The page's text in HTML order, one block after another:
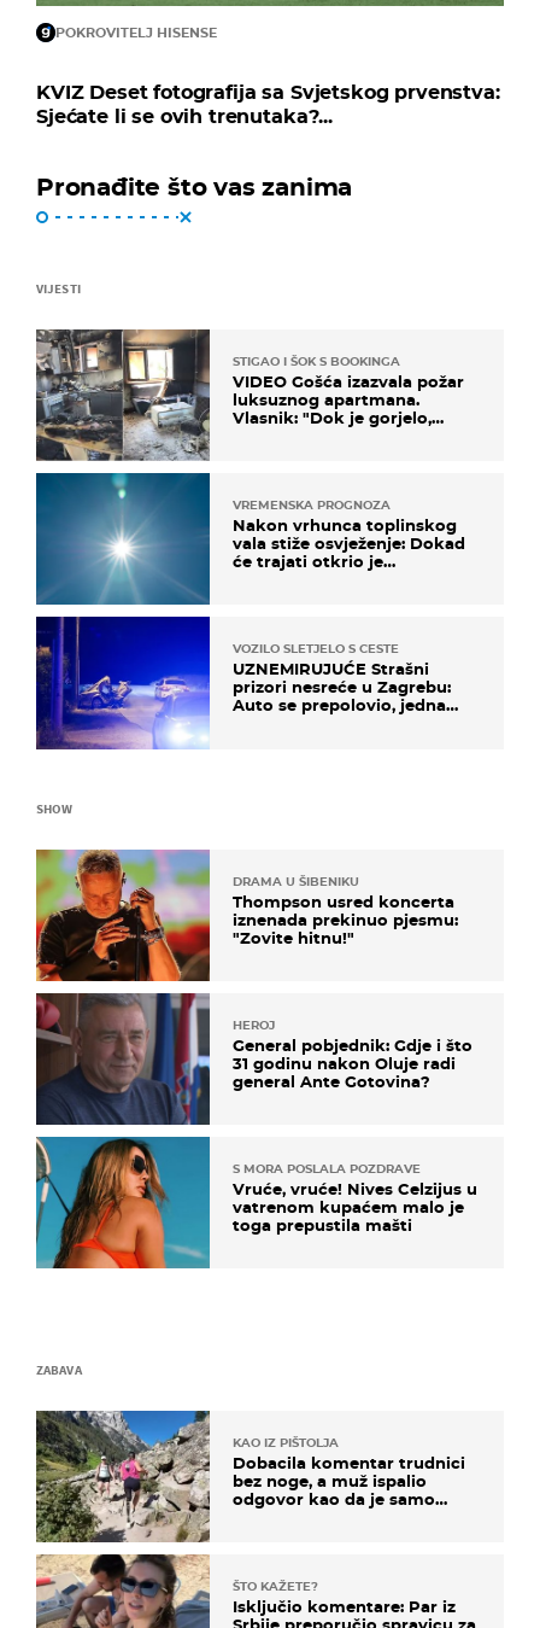
POKROVITELJ HISENSE
KVIZ Deset fotografija sa Svjetskog prvenstva:
Sjećate li se ovih trenutaka?...
Pronađite što vas zanima
VIJESTI
STIGAO I ŠOK S BOOKINGA
VIDEO Gošća izazvala požar
luksuznog apartmana.
Vlasnik: "Dok je gorjelo,
VREMENSKA PROGNOZA
Nakon vrhunca toplinskog
vala stiže osvježenje: Dokad
će trajati otkrio je
VOZILO SLETJELO S CESTE
UZNEMIRUJUĆE Strašni
prizori nesreće u Zagrebu:
Auto se prepolovio, jedna
SHOW
DRAMA U ŠIBENIKU
Thompson usred koncerta
iznenada prekinuo pjesmu:
"Zovite hitnu!"
HEROJ
General pobjednik: Gdje i što
31 godinu nakon Oluje radi
general Ante Gotovina?
S MORA POSLALA POZDRAVE
Vruće, vruće! Nives Celzijus u
vatrenom kupaćem malo je
toga prepustila mašti
ZABAVA
KAO IZ PIŠTOLJA
Dobacila komentar trudnici
bez noge, a muž ispalio
odgovor kao da je samo
ŠTO KAŽETE?
Isključio komentare: Par iz